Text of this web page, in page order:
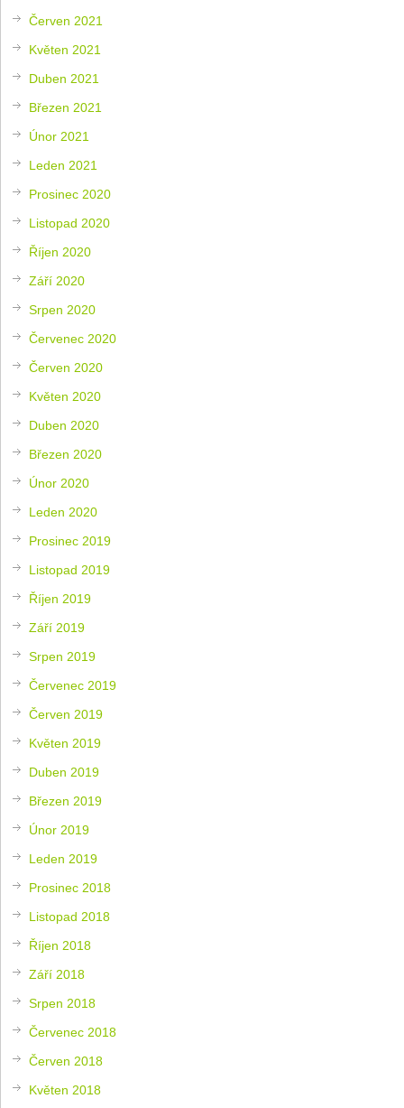
Červen 2021
Květen 2021
Duben 2021
Březen 2021
Únor 2021
Leden 2021
Prosinec 2020
Listopad 2020
Říjen 2020
Září 2020
Srpen 2020
Červenec 2020
Červen 2020
Květen 2020
Duben 2020
Březen 2020
Únor 2020
Leden 2020
Prosinec 2019
Listopad 2019
Říjen 2019
Září 2019
Srpen 2019
Červenec 2019
Červen 2019
Květen 2019
Duben 2019
Březen 2019
Únor 2019
Leden 2019
Prosinec 2018
Listopad 2018
Říjen 2018
Září 2018
Srpen 2018
Červenec 2018
Červen 2018
Květen 2018